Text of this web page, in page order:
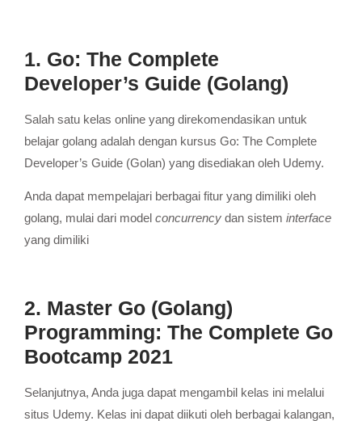
1. Go: The Complete
Developer’s Guide (Golang)
Salah satu kelas online yang direkomendasikan untuk
belajar golang adalah dengan kursus Go: The Complete
Developer’s Guide (Golan) yang disediakan oleh Udemy.
Anda dapat mempelajari berbagai fitur yang dimiliki oleh
golang, mulai dari model concurrency dan sistem interface
yang dimiliki
2. Master Go (Golang)
Programming: The Complete Go
Bootcamp 2021
Selanjutnya, Anda juga dapat mengambil kelas ini melalui
situs Udemy. Kelas ini dapat diikuti oleh berbagai kalangan,